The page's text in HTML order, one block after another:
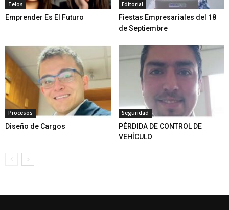
Telos
Emprender Es El Futuro
Editorial
Fiestas Empresariales del 18
de Septiembre
Procesos
Diseño de Cargos
Seguridad
PÉRDIDA DE CONTROL DE
VEHÍCULO